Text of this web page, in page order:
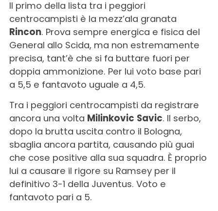
Il primo della lista tra i peggiori
centrocampisti è la mezz’ala granata
Rincon. Prova sempre energica e fisica del
General allo Scida, ma non estremamente
precisa, tant’è che si fa buttare fuori per
doppia ammonizione. Per lui voto base pari
a 5,5 e fantavoto uguale a 4,5.
Tra i peggiori centrocampisti da registrare
ancora una volta Milinkovic Savic. Il serbo,
dopo la brutta uscita contro il Bologna,
sbaglia ancora partita, causando più guai
che cose positive alla sua squadra. È proprio
lui a causare il rigore su Ramsey per il
definitivo 3-1 della Juventus. Voto e
fantavoto pari a 5.